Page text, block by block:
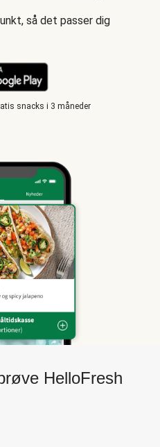
så det passer dig
snacks i 3 måneder
HelloFresh